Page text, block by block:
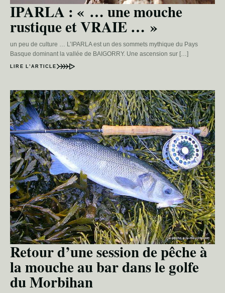
IPARLA : « … une mouche
rustique et VRAIE … »
un peu de culture … L’IPARLA est un des sommets mythique du Pays
Basque dominant la vallée de BAIGORRY. Une ascension sur […]
LIRE L’ARTICLE
Retour d’une session de pêche à
la mouche au bar dans le golfe
du Morbihan